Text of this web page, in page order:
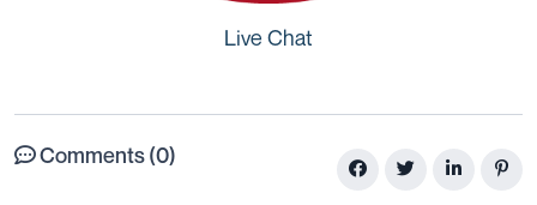
Live Chat
Comments (0)